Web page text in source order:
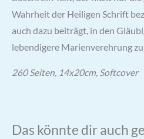
Wahrheit der Heiligen Schrift
auch dazu beiträgt, in den
lebendigere Marienverehrung
260 Seiten, 14x20cm, Softcover
Das könnte dir auch